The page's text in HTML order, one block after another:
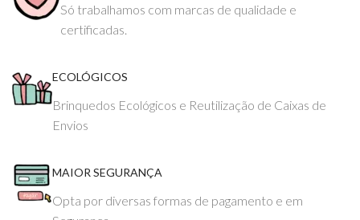
Só trabalhamos com marcas de qualidade e
certificadas.
ECOLÓGICOS
Brinquedos Ecológicos e Reutilização de Caixas de
Envios
MAIOR SEGURANÇA
Opta por diversas formas de pagamento e em